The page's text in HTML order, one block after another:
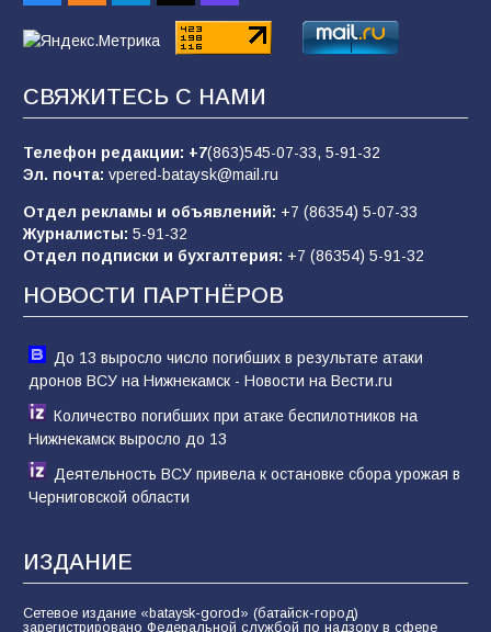
«Слухи — не указ»: почему разговоры о
мобилизации не имеют под собой оснований
В библиотеке имени М.Ю. Лермонтова
состоялось литературно-творческое
сказку, рисуем в красках»
65 07.08.2026
СВЯЖИТЕСЬ С НАМИ
Телефон редакции: +7(863)545-07-33, 5-91-32
Эл. почта: vpered-bataysk@mail.ru
Отдел рекламы и объявлений: +7 (86354) 5-07-33
Журналисты: 5-91-32
Отдел подписки и бухгалтерия: +7 (86354) 5-91-32
НОВОСТИ ПАРТНЁРОВ
До 13 выросло число погибших в результате атаки
дронов ВСУ на Нижнекамск - Новости на Вести.ru
Количество погибших при атаке беспилотников на
Нижнекамск выросло до 13
Деятельность ВСУ привела к остановке сбора урожая в
Черниговской области
ИЗДАНИЕ
Сетевое издание «bataysk-gorod» (батайск-город)
зарегистрировано Федеральной службой по надзору в сфере